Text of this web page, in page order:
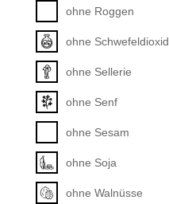
ohne Roggen
ohne Schwefeldioxid
ohne Sellerie
ohne Senf
ohne Sesam
ohne Soja
ohne Walnüsse